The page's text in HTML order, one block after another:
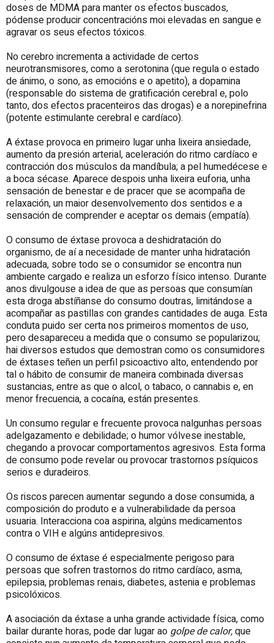
doses de MDMA para manter os efectos buscados,
pódense producir concentracións moi elevadas en sangue e
agravar os seus efectos tóxicos.
No cerebro incrementa a actividade de certos
neurotransmisores, como a serotonina (que regula o estado
de ánimo, o sono, as emocións e o apetito), a dopamina
(responsable do sistema de gratificación cerebral e, polo
tanto, dos efectos pracenteiros das drogas) e a norepinefrina
(potente estimulante cerebral e cardíaco).
A éxtase provoca en primeiro lugar unha lixeira ansiedade,
aumento da presión arterial, aceleración do ritmo cardíaco e
contracción dos músculos da mandíbula; a pel humedécese e
a boca sécase. Aparece despois unha lixeira euforia, unha
sensación de benestar e de pracer que se acompaña de
relaxación, un maior desenvolvemento dos sentidos e a
sensación de comprender e aceptar os demais (empatía).
O consumo de éxtase provoca a deshidratación do
organismo, de aí a necesidade de manter unha hidratación
adecuada, sobre todo se o consumidor se encontra nun
ambiente cargado e realiza un esforzo físico intenso. Durante
anos divulgouse a idea de que as persoas que consumían
esta droga abstíñanse do consumo doutras, limitándose a
acompañar as pastillas con grandes cantidades de auga. Esta
conduta puido ser certa nos primeiros momentos de uso,
pero desapareceu a medida que o consumo se popularizou;
hai diversos estudos que demostran como os consumidores
de éxtases teñen un perfil psicoactivo alto, entendendo por
tal o hábito de consumir de maneira combinada diversas
sustancias, entre as que o alcol, o tabaco, o cannabis e, en
menor frecuencia, a cocaína, están presentes.
Un consumo regular e frecuente provoca nalgunhas persoas
adelgazamento e debilidade; o humor vólvese inestable,
chegando a provocar comportamentos agresivos. Esta forma
de consumo pode revelar ou provocar trastornos psíquicos
serios e duradeiros.
Os riscos parecen aumentar segundo a dose consumida, a
composición do produto e a vulnerabilidade da persoa
usuaria. Interacciona coa aspirina, algúns medicamentos
contra o VIH e algúns antidepresivos.
O consumo de éxtase é especialmente perigoso para
persoas que sofren trastornos do ritmo cardíaco, asma,
epilepsia, problemas renais, diabetes, astenia e problemas
psicolóxicos.
A asociación da éxtase a unha grande actividade física, como
bailar durante horas, pode dar lugar ao golpe de calor,que